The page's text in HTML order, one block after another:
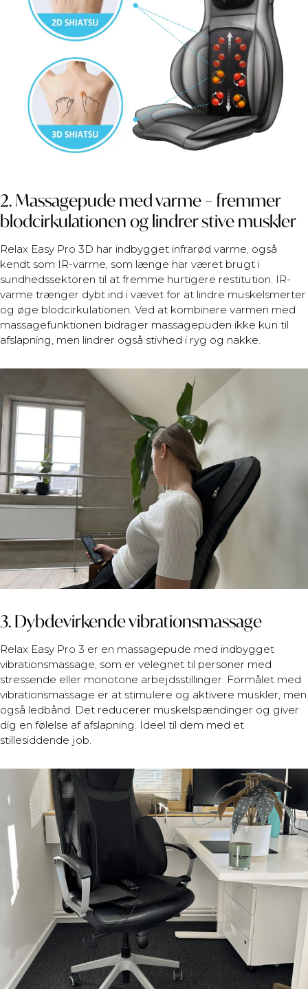
2. Massagepude med varme – fremmer
blodcirkulationen og lindrer stive muskler
Relax Easy Pro 3D har indbygget infrarød varme, også
kendt som IR-varme, som længe har været brugt i
sundhedssektoren til at fremme hurtigere restitution. IR-
varme trænger dybt ind i vævet for at lindre muskelsmerter
og øge blodcirkulationen. Ved at kombinere varmen med
massagefunktionen bidrager massagepuden ikke kun til
afslapning, men lindrer også stivhed i ryg og nakke.
3. Dybdevirkende vibrationsmassage
Relax Easy Pro 3 er en massagepude med indbygget
vibrationsmassage, som er velegnet til personer med
stressende eller monotone arbejdsstillinger. Formålet med
vibrationsmassage er at stimulere og aktivere muskler, men
også ledbånd. Det reducerer muskelspændinger og giver
dig en følelse af afslapning. Ideel til dem med et
stillesiddende job.